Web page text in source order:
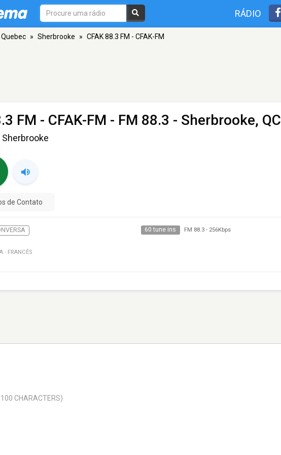
RÁDIO
Quebec » Sherbrooke » CFAK 88.3 FM - CFAK-FM
FM - CFAK-FM - FM 88.3 - Sherbrooke, QC
de Contato
60 tune ins FM 88.3- 256Kbps
· FRANCÊS